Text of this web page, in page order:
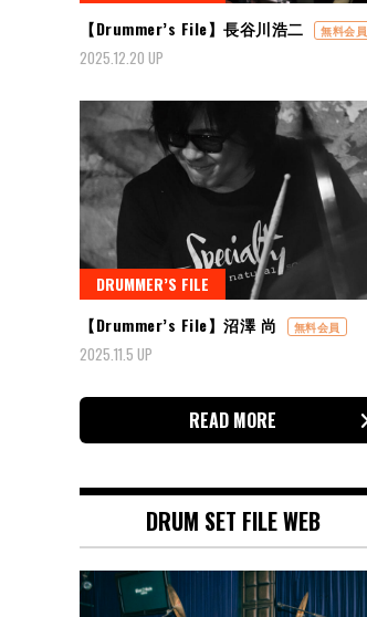
【Drummer’s File】長谷川浩二
無料会員
2025.12.20 UP
DRUMMER’S FILE
【Drummer’s File】沼澤 尚
無料会員
2025.11.5 UP
READ MORE
DRUM SET FILE WEB